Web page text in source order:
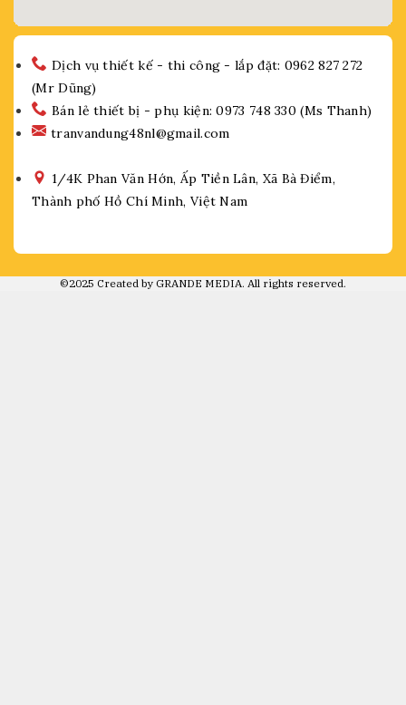
Dịch vụ thiết kế - thi công - lắp đặt: 0962 827 272
(Mr Dũng)
Bán lẻ thiết bị - phụ kiện: 0973 748 330 (Ms Thanh)
tranvandung48nl@gmail.com
1/4K Phan Văn Hớn, Ấp Tiền Lân, Xã Bà Điểm,
Thành phố Hồ Chí Minh, Việt Nam
©2025 Created by GRANDE MEDIA. All rights reserved.